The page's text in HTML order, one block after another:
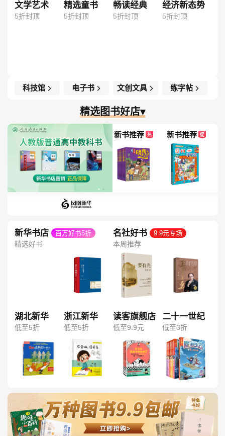
文学艺术
5折封顶
精选童书
5折封顶
畅读经典
5折封顶
经济新态势
5折封顶
科技馆 电子书 文创文具 练字帖
精选图书好店▾
新书推荐 热 新书推荐 促
新华书店 百万好书5折
精选好书
名社好书 9.9元专场
本周推荐
湖北新华
低至5折
浙江新华
低至5折
读客旗舰店
低至9.9元
二十一世纪
低至3折